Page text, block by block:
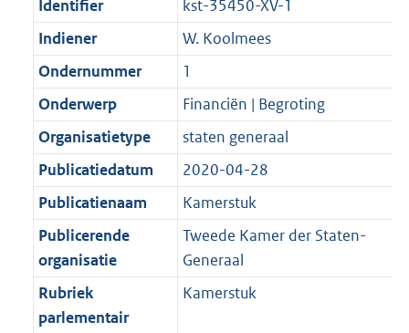
Identifier
kst-35450-XV-1
Indiener
W. Koolmees
Ondernummer
1
Onderwerp
Financiën | Begroting
Organisatietype
staten generaal
Publicatiedatum
2020-04-28
Publicatienaam
Kamerstuk
Publicerende
organisatie
Tweede Kamer der Staten-
Generaal
Rubriek
parlementair
Kamerstuk